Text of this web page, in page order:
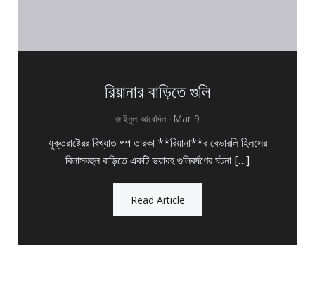
রিয়ানার বাড়িতে গুলি
জাইনুল আবেদিন -Mar 9
যুক্তরাষ্ট্রের বিখ্যাত পপ তারকা **রিয়ানা**র বেভারলি হিলসের
বিলাসবহুল বাড়িতে একটি ভয়াবহ গুলিবর্ষণের ঘটনা […]
Read Article